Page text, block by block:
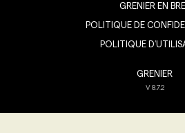
GRENIER EN
POLITIQUE DE
POLITIQUE
GRENIER
V8.7.2